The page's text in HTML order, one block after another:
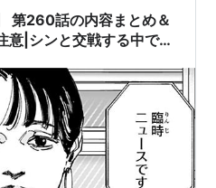
第260話の内容まとめ＆
意|シンと交戦する中で七